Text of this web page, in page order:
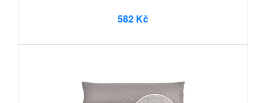
582 Kč